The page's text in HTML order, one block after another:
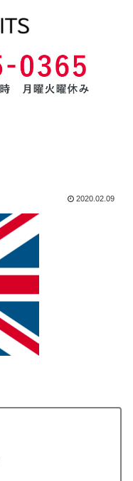
2020.02.09